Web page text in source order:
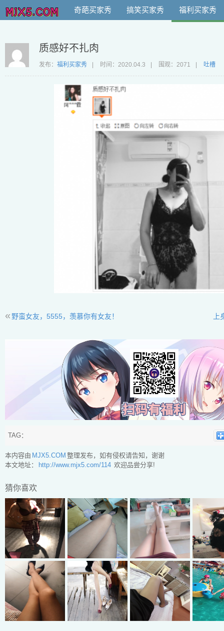
奇葩买家秀 搞笑买家秀 福利买家秀
质感好不扎肉
发布： 福利买家秀 时间： 2020.04.3 围观：2071 吐槽
« 野蛮女友，5555，羡慕你有女友！
TAG：
本内容由 MJX5.COM 整理发布，如有侵权请告知，谢谢
本文地址：
http://www.mjx5.com/114 欢迎品尝分享!
猜你喜欢